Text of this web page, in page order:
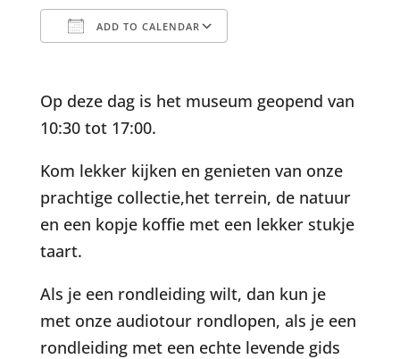
ADD TO CALENDAR
Op deze dag is het museum geopend van
10:30 tot 17:00.
Kom lekker kijken en genieten van onze
prachtige collectie,het terrein, de natuur
en een kopje koffie met een lekker stukje
taart.
Als je een rondleiding wilt, dan kun je
met onze audiotour rondlopen, als je een
rondleiding met een echte levende gids